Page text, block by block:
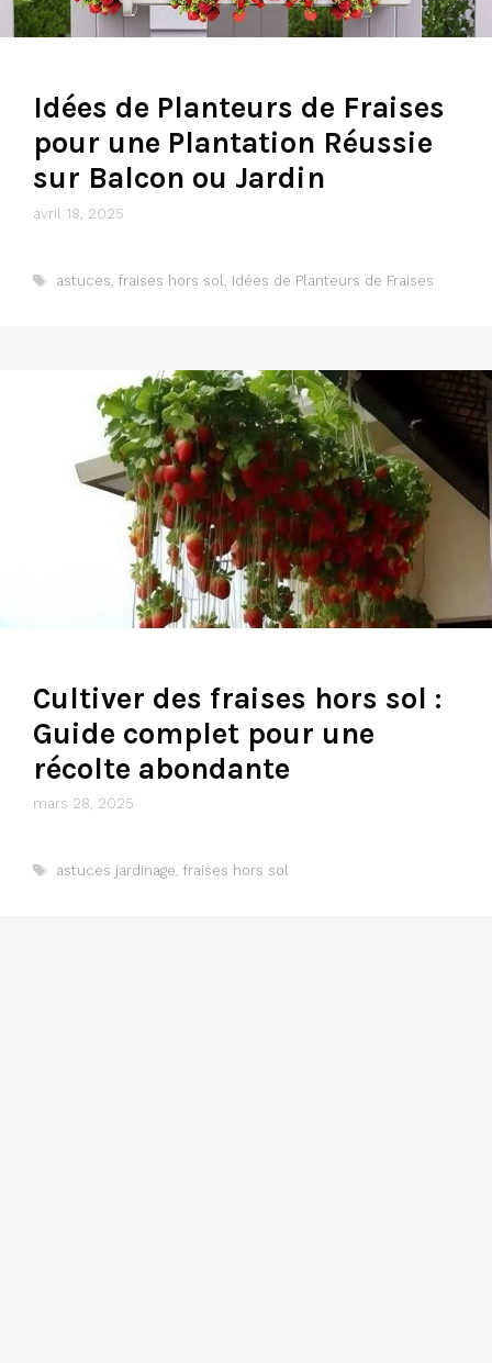
Idées de Planteurs de Fraises
pour une Plantation Réussie
sur Balcon ou Jardin
avril 18, 2025
Étiquettes
astuces fraises hors sol Idées de Planteurs de Fraises
Cultiver des fraises hors sol :
Guide complet pour une
récolte abondante
mars 28, 2025
Étiquettes
astuces jardinage, fraises hors sol